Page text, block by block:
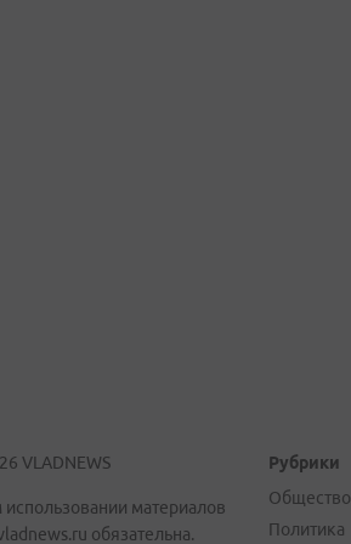
VLADNEWS
материалов
обязательна.
Рубрики
Общество
Политика